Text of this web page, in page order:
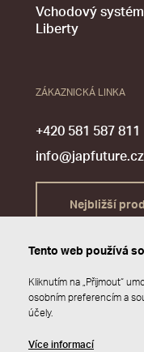
Vchodový systém
Liberty
ZÁKAZNICKÁ LINKA
+420 581 587 811
info@japfuture.cz
Nejbližší
Tento web používá
Kliknutím na „Přijmout“
osobním preferencím a
účely.
Více informací